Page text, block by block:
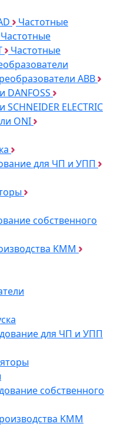
Частотные
Частотные
Частотные
ABB
DANFOSS
ELECTRIC
ONI
для ЧП и УПП
собственного
KMM
для ЧП и УПП
собственного
KMM